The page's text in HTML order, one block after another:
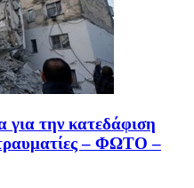
για την κατεδάφιση
– ΦΩΤΟ –